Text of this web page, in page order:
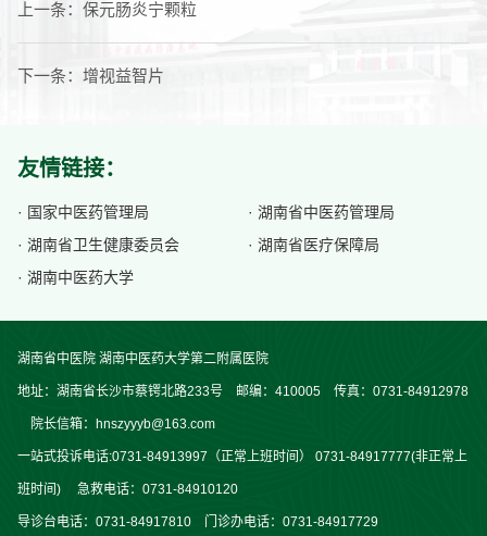
上一条： 保元肠炎宁颗粒
下一条： 增视益智片
友情链接：
· 国家中医药管理局
· 湖南省中医药管理局
· 湖南省卫生健康委员会
· 湖南省医疗保障局
· 湖南中医药大学
湖南省中医院 湖南中医药大学第二附属医院
地址：湖南省长沙市蔡锷北路233号 邮编：410005 传真：0731-84912978
院长信箱：hnszyyyb@163.com
一站式投诉电话:0731-84913997（正常上班时间） 0731-84917777(非正常上
班时间) 急救电话：0731-84910120
导诊台电话：0731-84917810 门诊办电话：0731-84917729